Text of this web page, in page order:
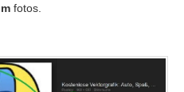
fotos.